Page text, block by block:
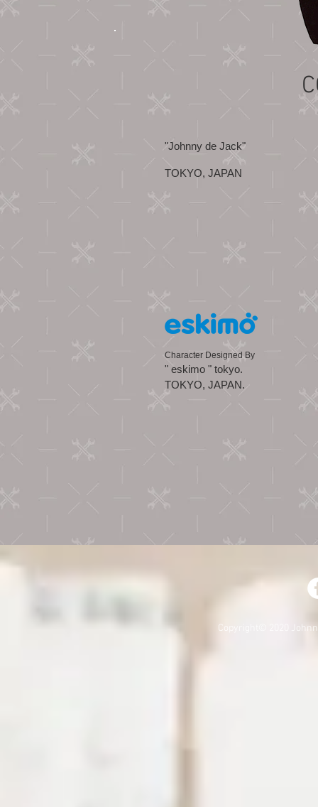
"Johnny de Jack"
TOKYO, JAPAN
Character Designed By
" eskimo " tokyo.
TOKYO, JAPAN.
Copyright© 2020